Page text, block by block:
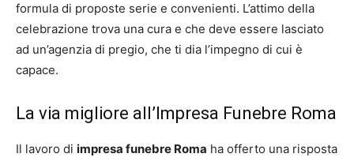
formula di proposte serie e convenienti. L’attimo della
celebrazione trova una cura e che deve essere lasciato
ad un’agenzia di pregio, che ti dia l’impegno di cui è
capace.
La via migliore all’Impresa Funebre Roma
Il lavoro di impresa funebre Roma ha offerto una risposta